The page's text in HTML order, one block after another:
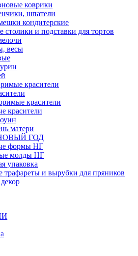
коврики
шпатели
кондитерские
столики и подставки для тортов
весы
красители
красители
красители
матери
ГОД
формы НГ
молды НГ
упаковка
трафареты и вырубки для пряников